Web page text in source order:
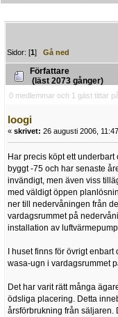
Sidor: [1]Gå ned
Författare
(läst 2073 gånger)
0 medlemmar och 1 gäst tittar
loogi
« skrivet: 26 augusti 2006,
Har precis köpt ett
byggt -75 och har senaste
invändigt, men även viss
med väldigt öppen
ner till nedervåningen från
vardagsrummet på
installation av
I huset finns för övrigt
wasa-ugn i vardagsrummet
Det har varit rätt många
ödsliga placering. Detta
årsförbrukning från säljaren.